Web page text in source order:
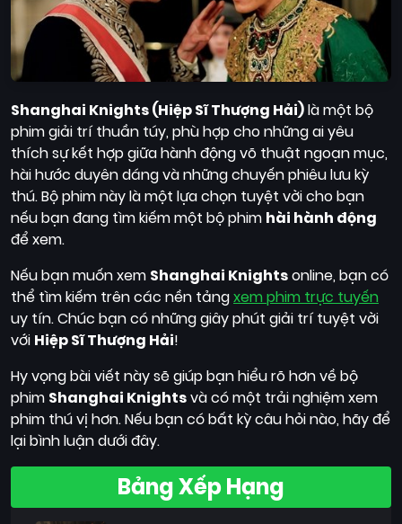
Shanghai Knights (Hiệp Sĩ Thượng Hải)là một bộ
phim giải trí thuần túy, phù hợp cho những ai yêu
thích sự kết hợp giữa hành động võ thuật ngoạn mục,
hài hước duyên dáng và những chuyến phiêu lưu kỳ
thú. Bộ phim này là một lựa chọn tuyệt vời cho bạn
nếu bạn đang tìm kiếm một bộ phim hài hành động
để xem.
Nếu bạn muốn xem Shanghai Knightsonline, bạn có
thể tìm kiếm trên các nền tảngxem phim trực tuyến
uy tín. Chúc bạn có những giây phút giải trí tuyệt vời
với Hiệp Sĩ Thượng Hải!
Hy vọng bài viết này sẽ giúp bạn hiểu rõ hơn về bộ
phim Shanghai Knightsvà có một trải nghiệm xem
phim thú vị hơn. Nếu bạn có bất kỳ câu hỏi nào, hãy để
lại bình luận dưới đây.
Bảng Xếp Hạng